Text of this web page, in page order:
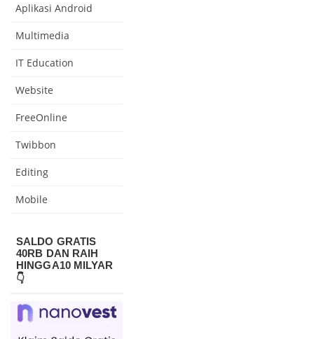
Aplikasi Android
Multimedia
IT Education
Website
FreeOnline
Twibbon
Editing
Mobile
SALDO GRATIS
40RB DAN RAIH
HINGGA10 MILYAR
👇